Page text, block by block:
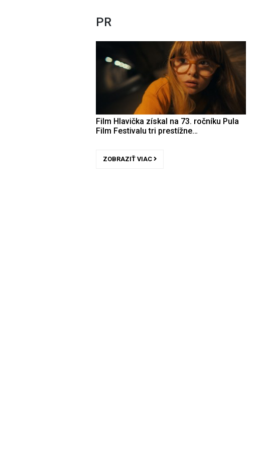
PR
Film Hlavička získal na 73. ročníku Pula
Film Festivalu tri prestížne…
ZOBRAZIŤ VIAC